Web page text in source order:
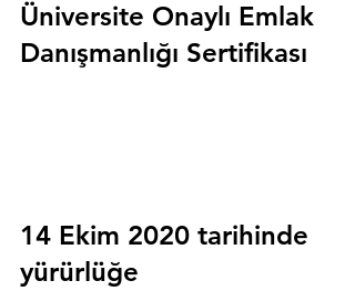
Üniversite Onaylı Emlak
Danışmanlığı Sertifikası
14 Ekim 2020 tarihinde
yürürlüğe